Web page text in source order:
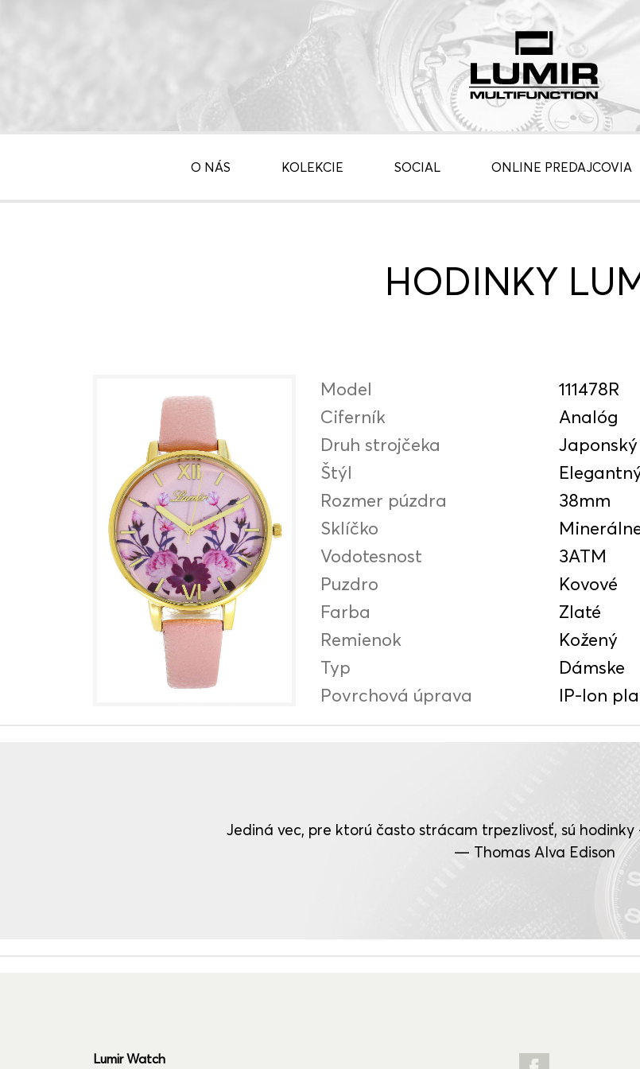
O NÁS KOLEKCIE SOCIAL ONLINE PREDAJCOVIA
HODINKY
Model
111478R
Ciferník
Analóg
Druh strojčeka
Japonský
Štýl
Rozmer púzdra
38mm
Sklíčko
Vodotesnost
3ATM
Puzdro
Kovové
Farba
Zlaté
Remienok
Kožený
Typ
Dámske
Povrchová úprava
IP-Ion
Jediná vec, pre ktorú často strácam trpezlivosť, sú hodinky
— Thomas Alva Edison
Lumir Watch